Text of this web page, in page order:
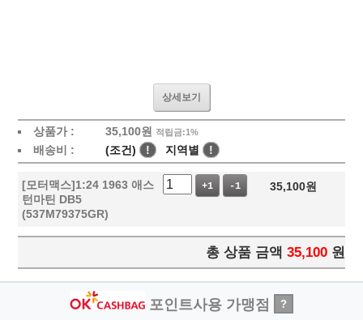
상세보기
상품가 : 35,100원 적립금:1%
배송비 : (조건) ! 지역별 !
[모터맥스]1:24 1963 애스
턴마틴 DB5
(537M79375GR)
+1 -1 35,100원
총 상품 금액 35,100 원
포인트사용 가맹점 ?